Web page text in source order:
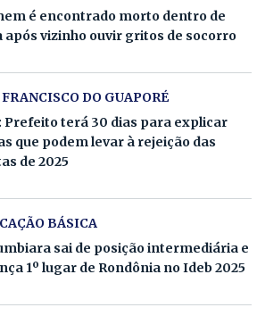
é encontrado morto dentro de
após vizinho ouvir gritos de socorro
FRANCISCO DO GUAPORÉ
Prefeito terá 30 dias para explicar
que podem levar à rejeição das
de 2025
BÁSICA
sai de posição intermediária e
1º lugar de Rondônia no Ideb 2025